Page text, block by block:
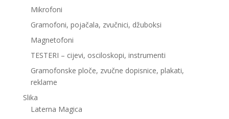
Mikrofoni
Gramofoni, pojačala, zvučnici, džuboksi
Magnetofoni
TESTERI – cijevi, osciloskopi, instrumenti
Gramofonske ploče, zvučne dopisnice, plakati,
reklame
Slika
Laterna Magica